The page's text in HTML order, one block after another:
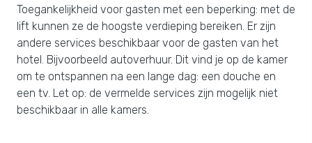
Toegankelijkheid voor gasten met een beperking: met de
lift kunnen ze de hoogste verdieping bereiken. Er zijn
andere services beschikbaar voor de gasten van het
hotel. Bijvoorbeeld autoverhuur. Dit vind je op de kamer
om te ontspannen na een lange dag: een douche en
een tv. Let op: de vermelde services zijn mogelijk niet
beschikbaar in alle kamers.